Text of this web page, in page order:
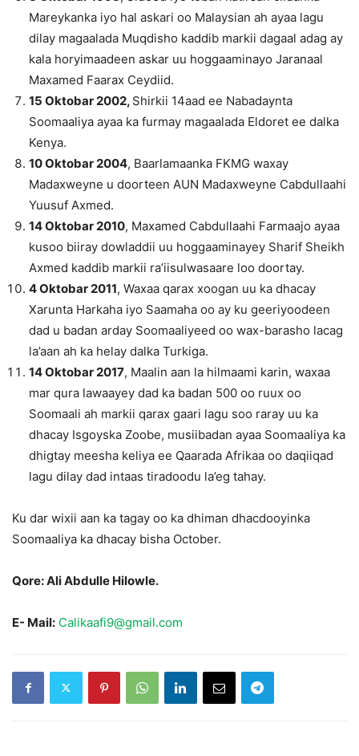
Mareykanka iyo hal askari oo Malaysian ah ayaa lagu
dilay magaalada Muqdisho kaddib markii dagaal adag ay
kala horyimaadeen askar uu hoggaaminayo Jaranaal
Maxamed Faarax Ceydiid.
15 Oktobar 2002, Shirkii 14aad ee Nabadaynta
Soomaaliya ayaa ka furmay magaalada Eldoret ee dalka
Kenya.
10 Oktobar 2004, Baarlamaanka FKMG waxay
Madaxweyne u doorteen AUN Madaxweyne Cabdullaahi
Yuusuf Axmed.
14 Oktobar 2010, Maxamed Cabdullaahi Farmaajo ayaa
kusoo biiray dowladdii uu hoggaaminayey Sharif Sheikh
Axmed kaddib markii ra’iisulwasaare loo doortay.
4 Oktobar 2011, Waxaa qarax xoogan uu ka dhacay
Xarunta Harkaha iyo Saamaha oo ay ku geeriyoodeen
dad u badan arday Soomaaliyeed oo wax-barasho lacag
la’aan ah ka helay dalka Turkiga.
14 Oktobar 2017, Maalin aan la hilmaami karin, waxaa
mar qura lawaayey dad ka badan 500 oo ruux oo
Soomaali ah markii qarax gaari lagu soo raray uu ka
dhacay Isgoyska Zoobe, musiibadan ayaa Soomaaliya ka
dhigtay meesha keliya ee Qaarada Afrikaa oo daqiiqad
lagu dilay dad intaas tiradoodu la’eg tahay.
Ku dar wixii aan ka tagay oo ka dhiman dhacdooyinka
Soomaaliya ka dhacay bisha October.
Qore: Ali Abdulle Hilowle.
E- Mail: Calikaafi9@gmail.com